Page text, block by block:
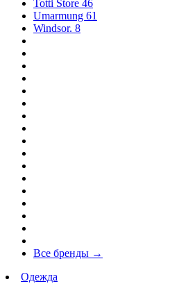
Totti Store 46
Umarmung 61
Windsor. 8
Все бренды →
Одежда